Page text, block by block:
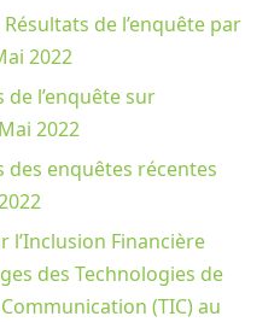
Résultats de l’enquête par
2022
de l’enquête sur
2022
des enquêtes récentes
l’Inclusion Financière
des Technologies de
(TIC) au